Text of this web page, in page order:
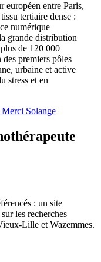
européen entre Paris,
tertiaire dense :
numérique
grande distribution
de 120 000
premiers pôles
urbaine et active
stress et en
Solange
: un site
les recherches
Lille et Wazemmes.